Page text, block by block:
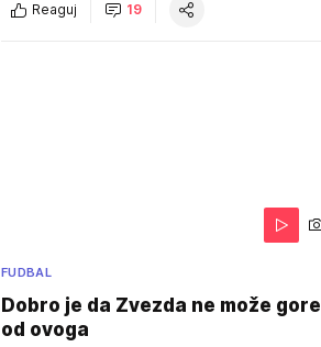
Reaguj 19
FUDBAL
Dobro je da Zvezda ne može gore
od ovoga